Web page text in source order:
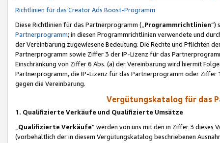
Richtlinien für das Creator Ads Boost-Programm
Diese Richtlinien für das Partnerprogramm („Programmrichtlinien“)
Partnerprogramm; in diesen Programmrichtlinien verwendete und
der Vereinbarung zugewiesene Bedeutung. Die Rechte und Pflichten
Partnerprogramm sowie Ziffer 3 der IP-Lizenz für das
Einschränkung von Ziffer 6 Abs. (a) der Vereinbarung wird hiermit
Partnerprogramm, die IP-Lizenz für das Partnerprogramm oder
gegen die Vereinbarung.
Vergütungskatalog für das
1. Qualifizierte Verkäufe und Qualifizierte Umsätze
Qualifizierte Verkäufe“ werden von uns mit den in Ziffer 3
(vorbehaltlich der in diesem Vergütungskatalog beschriebenen